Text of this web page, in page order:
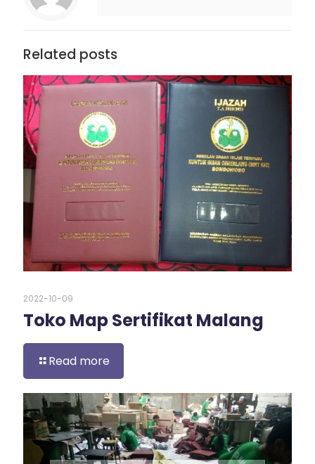
Related posts
2022-10-09
Toko Map Sertifikat Malang
Read more